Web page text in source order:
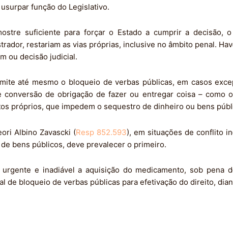
função do Legislativo.
suficiente para forçar o Estado a cumprir a decisão,
restariam as vias próprias, inclusive no âmbito penal.
ou decisão judicial.
até mesmo o bloqueio de verbas públicas, em casos
de obrigação de fazer ou entregar coisa – como
próprios, que impedem o sequestro de dinheiro ou bens
Albino Zavascki (Resp 852.593), em situações de conflito
bens públicos, deve prevalecer o primeiro.
e inadiável a aquisição do medicamento, sob pena
de bloqueio de verbas públicas para efetivação do direito,